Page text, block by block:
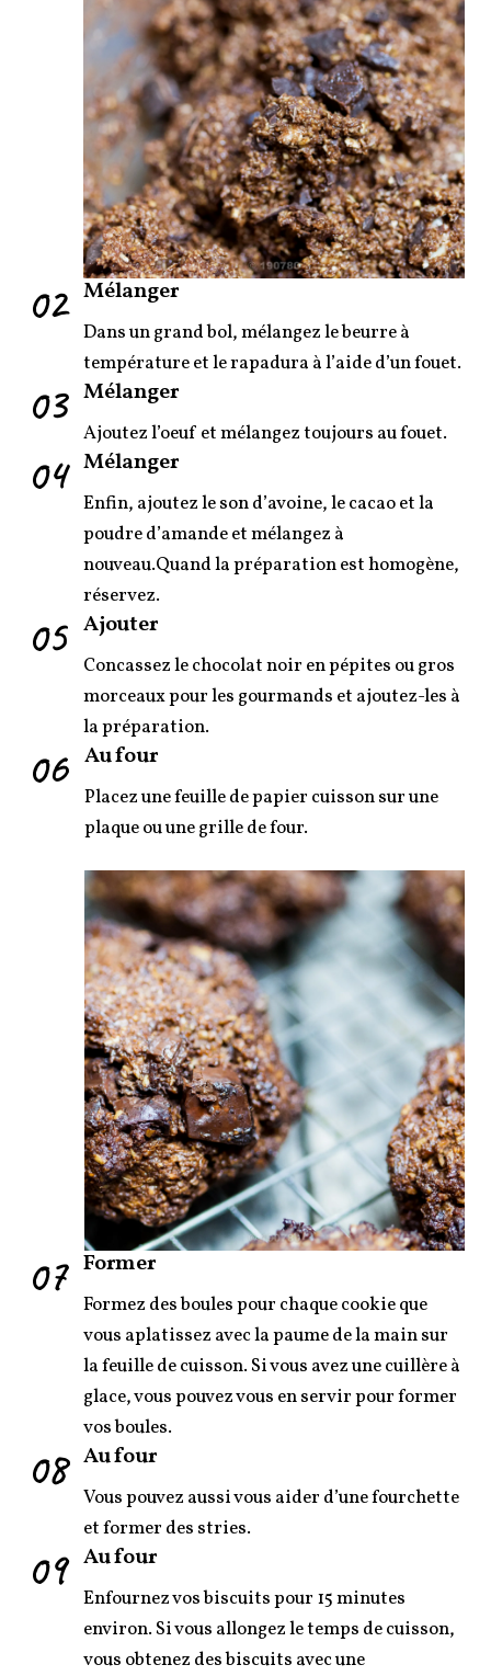
02 Mélanger
Dans un grand bol, mélangez le beurre à
température et le rapadura à l’aide d’un fouet.
03 Mélanger
Ajoutez l’oeuf et mélangez toujours au fouet.
04 Mélanger
Enfin, ajoutez le son d’avoine, le cacao et la
poudre d’amande et mélangez à
nouveau.Quand la préparation est homogène,
réservez.
05 Ajouter
Concassez le chocolat noir en pépites ou gros
morceaux pour les gourmands et ajoutez-les à
la préparation.
06 Au four
Placez une feuille de papier cuisson sur une
plaque ou une grille de four.
07 Former
Formez des boules pour chaque cookie que
vous aplatissez avec la paume de la main sur
la feuille de cuisson. Si vous avez une cuillère à
glace, vous pouvez vous en servir pour former
vos boules.
08 Au four
Vous pouvez aussi vous aider d’une fourchette
et former des stries.
09 Au four
Enfournez vos biscuits pour 15 minutes
environ. Si vous allongez le temps de cuisson,
vous obtenez des biscuits avec une